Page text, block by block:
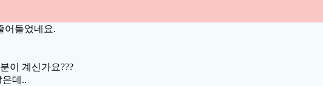
어들었네요.
이 계신가요???
데..